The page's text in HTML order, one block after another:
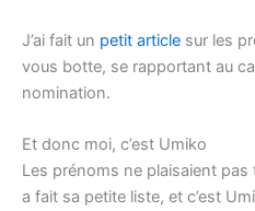
J’ai fait un petit article sur les
vous botte, se rapportant au
nomination.
Et donc moi, c’est Umiko
Les prénoms ne plaisaient
a fait sa petite liste, et c’est